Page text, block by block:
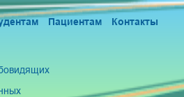
Пациентам
Контакты